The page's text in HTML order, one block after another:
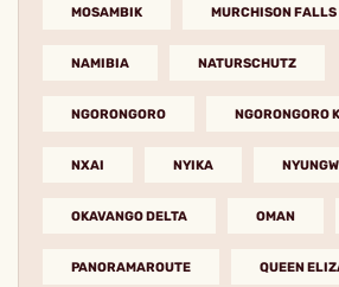
MOSAMBIK MURCHISON FALLS
NAMIBIA NATURSCHUTZ
NGORONGORO NGORONGORO
NXAI NYIKA
OKAVANGO DELTA OMAN
PANORAMAROUTE QUEEN